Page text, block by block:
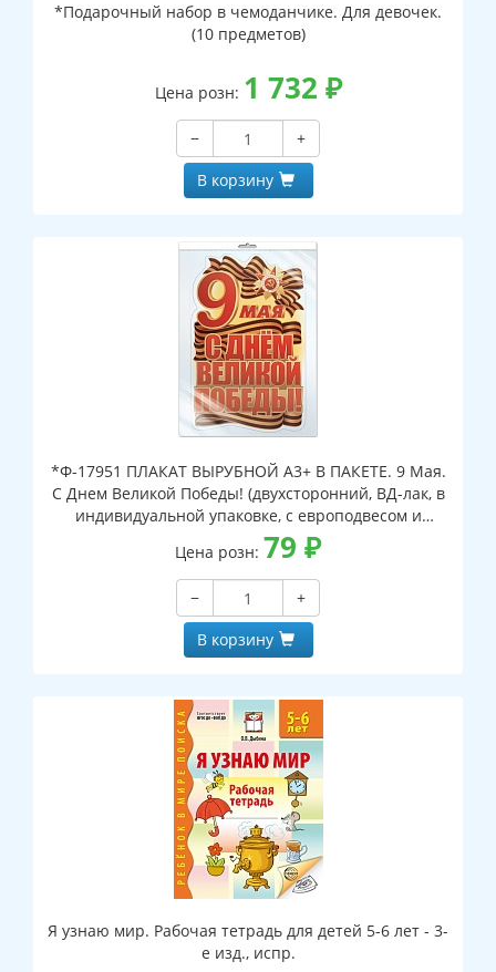
*Подарочный набор в чемоданчике. Для девочек.
(10 предметов)
Цена розн: 1 732 ₽
−
+
В корзину
*Ф-17951 ПЛАКАТ ВЫРУБНОЙ А3+ В ПАКЕТЕ. 9 Мая.
С Днем Великой Победы! (двухсторонний, ВД-лак, в
индивидуальной упаковке, с европодвесом и
клеевым клапаном)
Цена розн: 79 ₽
−
+
В корзину
Я узнаю мир. Рабочая тетрадь для детей 5-6 лет - 3-
е изд., испр.